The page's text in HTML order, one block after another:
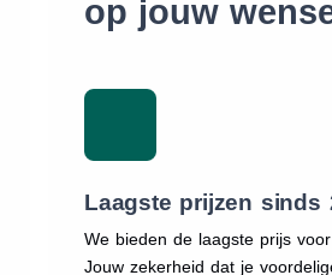
op jouw
Laagste prijzen sinds
We bieden de laagste prijs voor
Jouw zekerheid dat je